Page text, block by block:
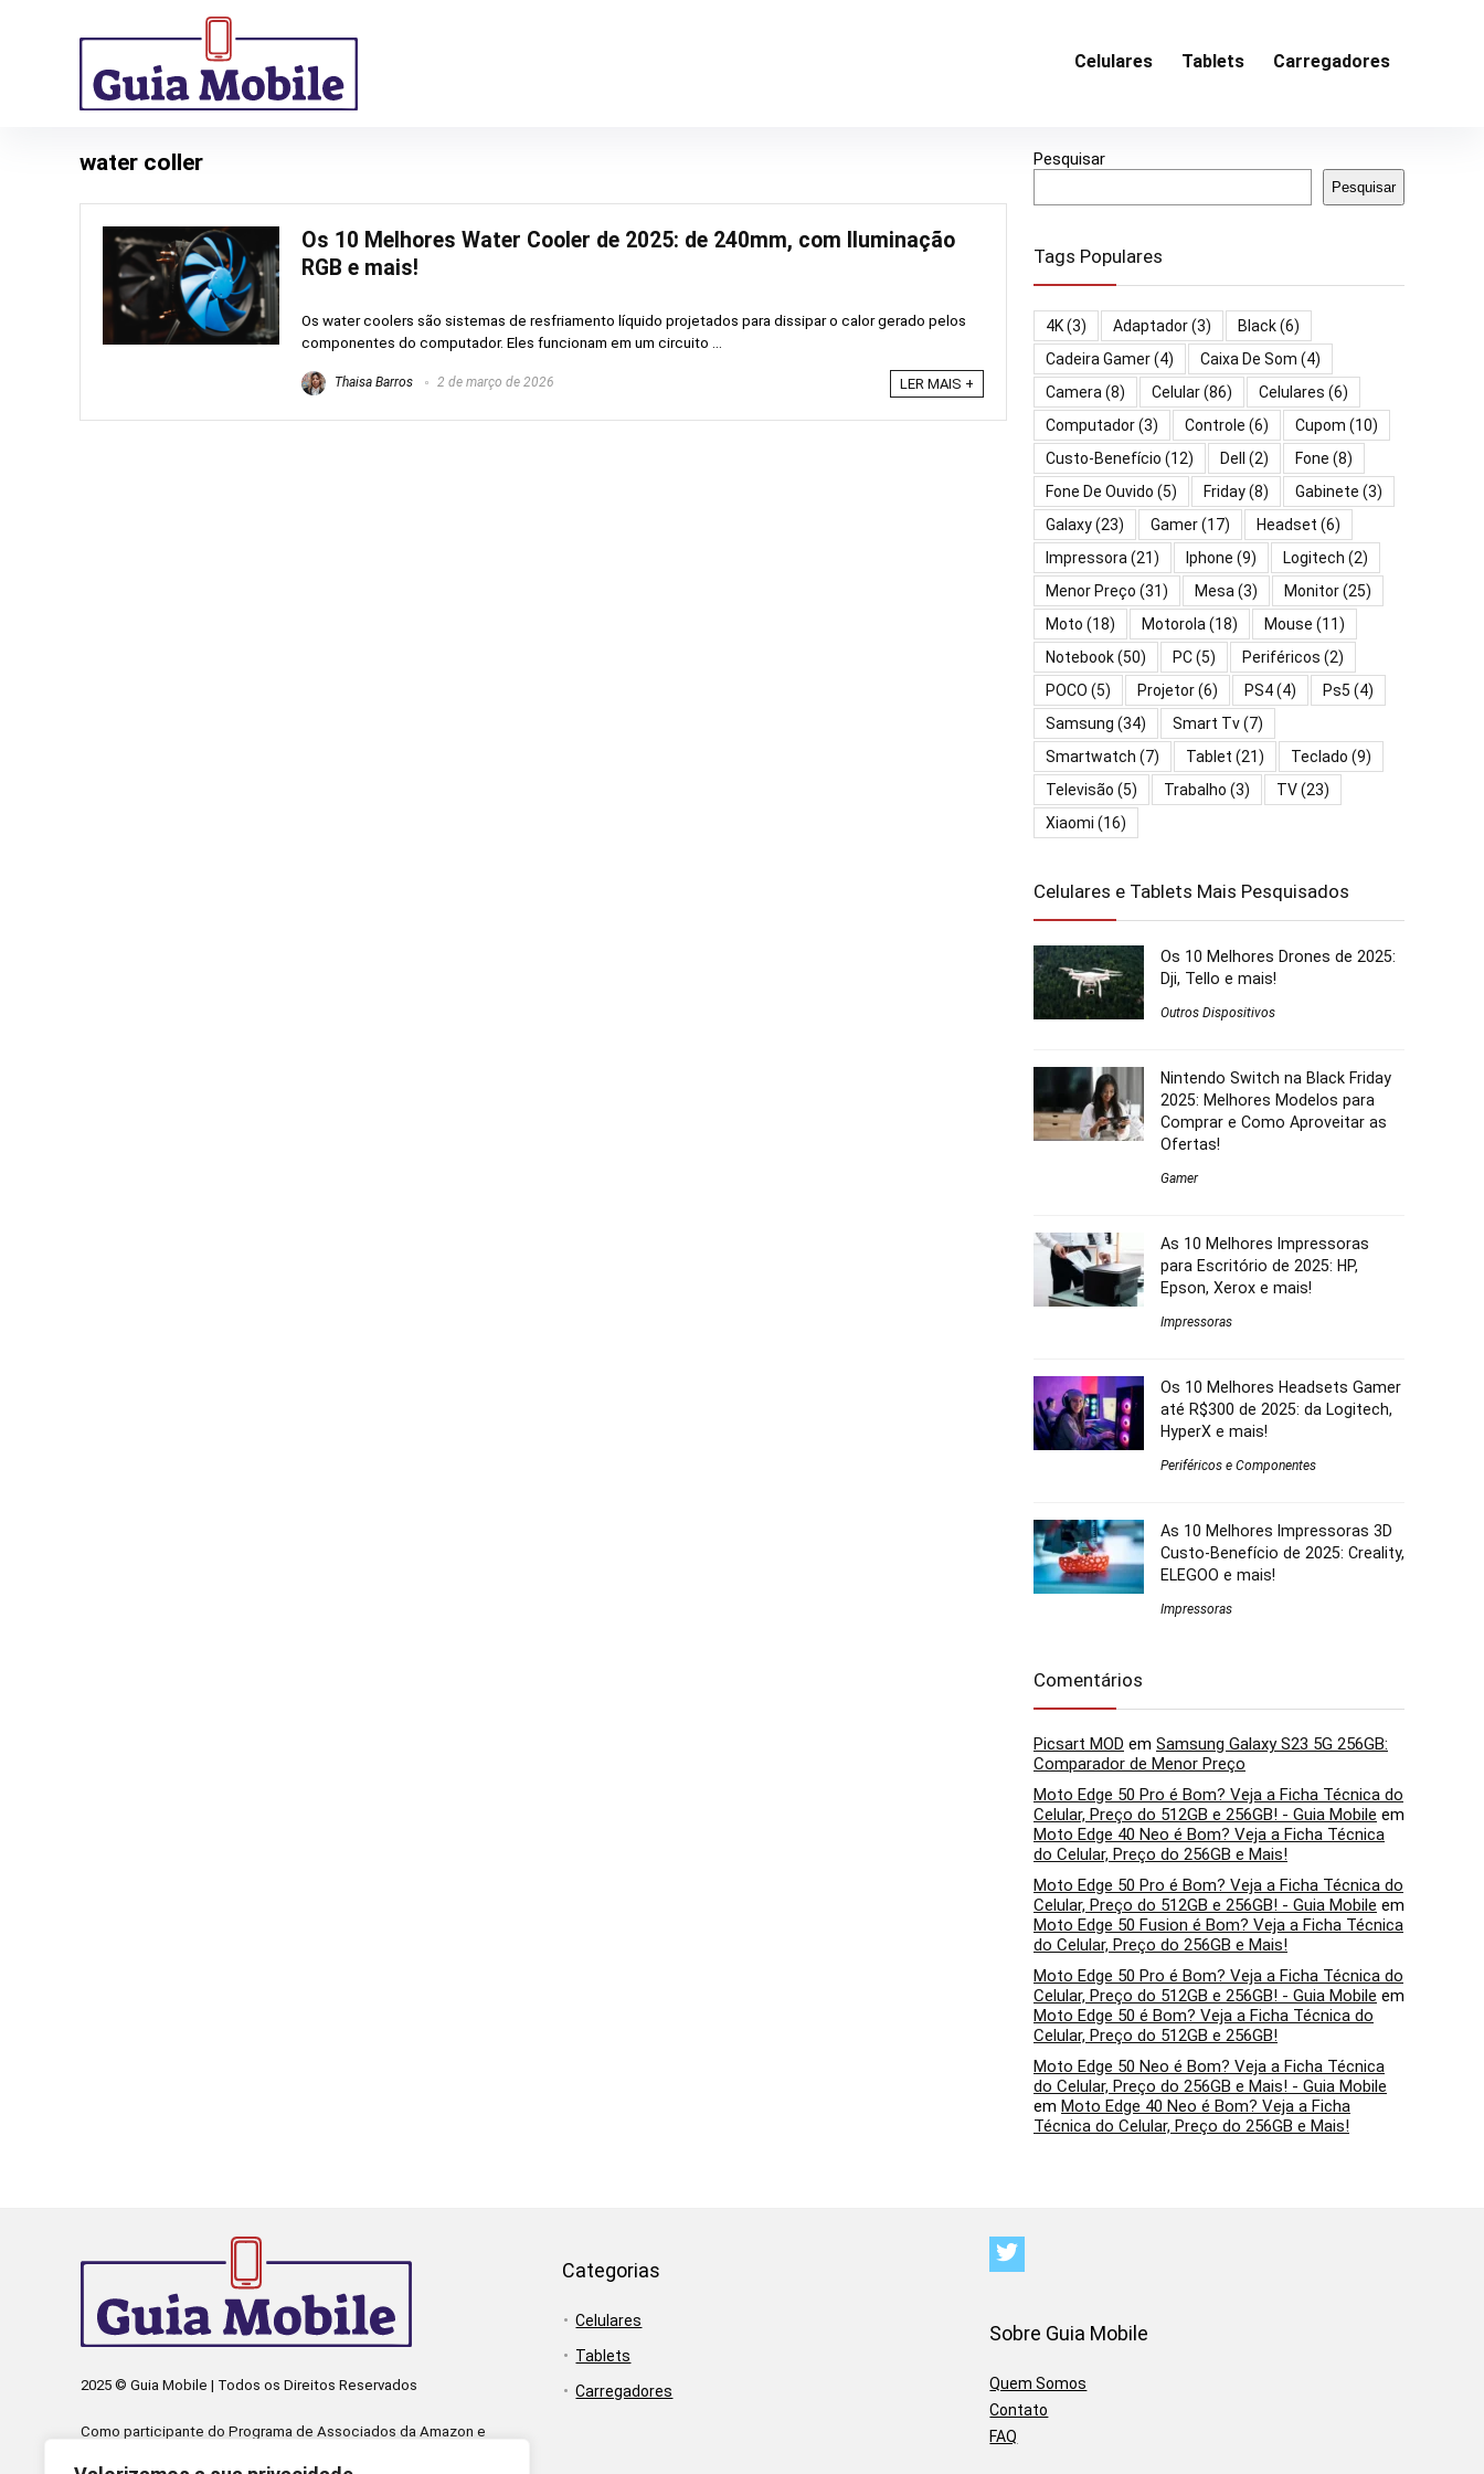
Celulares Tablets Carregadores
water coller
Os 10 Melhores Water Cooler de 2025: de 240mm, com Iluminação
RGB e mais!
Os water coolers são sistemas de resfriamento líquido projetados para dissipar o calor gerado pelos
componentes do computador. Eles funcionam em um circuito ...
Thaisa Barros 2 de março de 2026 LER MAIS +
Pesquisar
Pesquisar
Tags Populares
4K(3) Adaptador(3) Black(6)
Cadeira Gamer(4) Caixa De Som (4)
Camera (8) Celular(86) Celulares (6)
Computador(3) Controle (6) Cupom (10)
Custo-Benefício (12) Dell (2) Fone (8)
Fone De Ouvido (5) Friday(8) Gabinete (3)
Galaxy(23) Gamer(17) Headset (6)
Impressora (21) Iphone (9) Logitech (2)
Menor Preço (31) Mesa (3) Monitor(25)
Moto (18) Motorola (18) Mouse (11)
Notebook(50) PC(5) Periféricos (2)
POCO (5) Projetor(6) PS4(4) Ps5 (4)
Samsung (34) Smart Tv(7)
Smartwatch (7) Tablet (21) Teclado (9)
Televisão (5) Trabalho (3) TV(23)
Xiaomi (16)
Celulares e Tablets Mais Pesquisados
Os 10 Melhores Drones de 2025:
Dji, Tello e mais!
Outros Dispositivos
Nintendo Switch na Black Friday
2025: Melhores Modelos para
Comprar e Como Aproveitar as
Ofertas!
Gamer
As 10 Melhores Impressoras
para Escritório de 2025: HP,
Epson, Xerox e mais!
Impressoras
Os 10 Melhores Headsets Gamer
até R$300 de 2025: da Logitech,
HyperX e mais!
Periféricos e Componentes
As 10 Melhores Impressoras 3D
Custo-Benefício de 2025: Creality,
ELEGOO e mais!
Impressoras
Comentários
Picsart MOD em Samsung Galaxy S23 5G 256GB:
Comparador de Menor Preço
Moto Edge 50 Pro é Bom? Veja a Ficha Técnica do
Celular, Preço do 512GB e 256GB! - Guia Mobile em
Moto Edge 40 Neo é Bom? Veja a Ficha Técnica
do Celular, Preço do 256GB e Mais!
Moto Edge 50 Pro é Bom? Veja a Ficha Técnica do
Celular, Preço do 512GB e 256GB! - Guia Mobile em
Moto Edge 50 Fusion é Bom? Veja a Ficha Técnica
do Celular, Preço do 256GB e Mais!
Moto Edge 50 Pro é Bom? Veja a Ficha Técnica do
Celular, Preço do 512GB e 256GB! - Guia Mobile em
Moto Edge 50 é Bom? Veja a Ficha Técnica do
Celular, Preço do 512GB e 256GB!
Moto Edge 50 Neo é Bom? Veja a Ficha Técnica
do Celular, Preço do 256GB e Mais! - Guia Mobile
em Moto Edge 40 Neo é Bom? Veja a Ficha
Técnica do Celular, Preço do 256GB e Mais!
2025 © Guia Mobile | Todos os Direitos Reservados
Como participante do Programa de Associados da Amazon e
Categorias
Celulares
Tablets
Carregadores
Sobre Guia Mobile
Quem Somos
Contato
FAQ